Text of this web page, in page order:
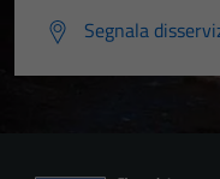
Segnala